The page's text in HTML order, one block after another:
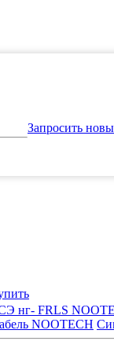
Запросить
нг- FRLS
NOOTECH